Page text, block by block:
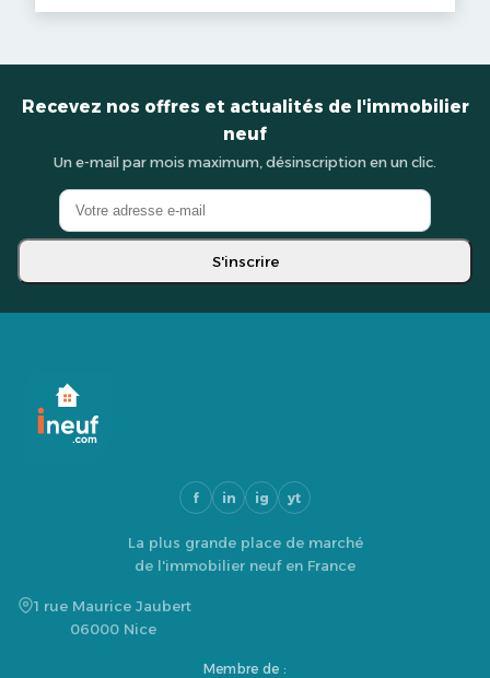
Recevez nos offres et actualités de l'immobilier
neuf
Un e-mail par mois maximum, désinscription en un clic.
S'inscrire
f in ig yt
La plus grande place de marché
de l'immobilier neuf en France
1 rue Maurice Jaubert
06000 Nice
Membre de :